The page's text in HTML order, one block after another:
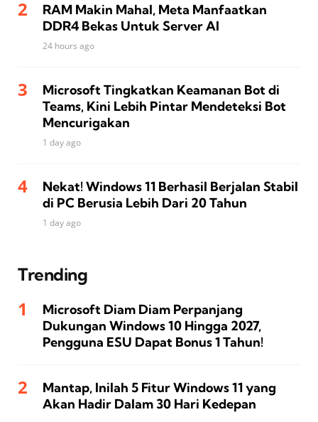
RAM Makin Mahal, Meta Manfaatkan
DDR4 Bekas Untuk Server AI
24 hours ago
Microsoft Tingkatkan Keamanan Bot di
Teams, Kini Lebih Pintar Mendeteksi Bot
Mencurigakan
1 day ago
Nekat! Windows 11 Berhasil Berjalan Stabil
di PC Berusia Lebih Dari 20 Tahun
1 day ago
Trending
Microsoft Diam Diam Perpanjang
Dukungan Windows 10 Hingga 2027,
Pengguna ESU Dapat Bonus 1 Tahun!
Mantap, Inilah 5 Fitur Windows 11 yang
Akan Hadir Dalam 30 Hari Kedepan